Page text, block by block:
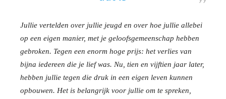
Jullie vertelden over jullie jeugd en over hoe jullie allebei
op een eigen manier, met je geloofsgemeenschap hebben
gebroken. Tegen een enorm hoge prijs: het verlies van
bijna iedereen die je lief was. Nu, tien en vijftien jaar later,
hebben jullie tegen die druk in een eigen leven kunnen
opbouwen. Het is belangrijk voor jullie om te spreken,